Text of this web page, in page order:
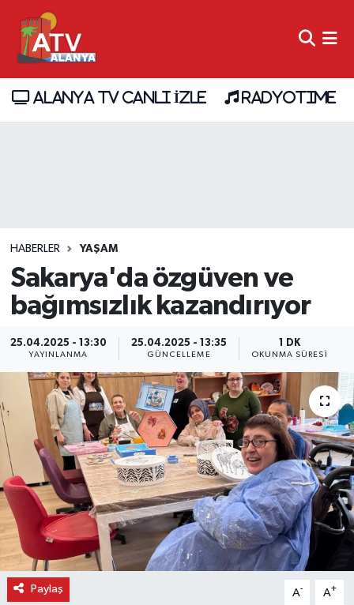
ALANYA TV CANLI İZLE RADYOTIME
HABERLER YAŞAM
Sakarya'da özgüven ve
bağımsızlık kazandırıyor
25.04.2025 - 13:30
YAYINLANMA
25.04.2025 - 13:35
GÜNCELLEME
1 DK
OKUNMA SÜRESI
Paylaş A- A+